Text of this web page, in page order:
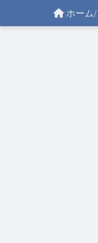
ホーム/